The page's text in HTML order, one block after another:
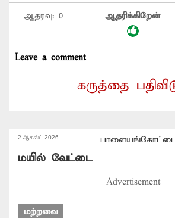
ஆதரவு: 0 ஆதரிக்கிறேன்
Leave a comment
கருத்தை
2 ஆகஸ்ட் 2026
மயில் வேட்டை
Advertisement
மற்றவை